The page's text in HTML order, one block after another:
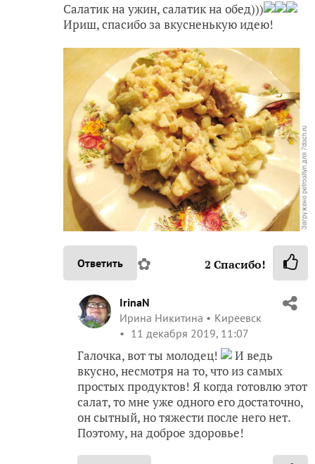
Салатик на ужин, салатик на обед)))
Ириш, спасибо за вкусненькую идею!
Ответить ✿ 2 Спасибо!
IrinaN
Ирина Никитина
Киреевск
11 декабря 2019, 11:07
Галочка, вот ты молодец!
И ведь
вкусно, несмотря на то, что из самых
простых продуктов! Я когда готовлю этот
салат, то мне уже одного его достаточно,
он сытный, но тяжести после него нет.
Поэтому, на доброе здоровье!